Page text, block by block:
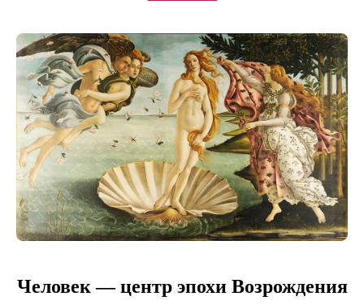
Человек — центр эпохи Возрождения